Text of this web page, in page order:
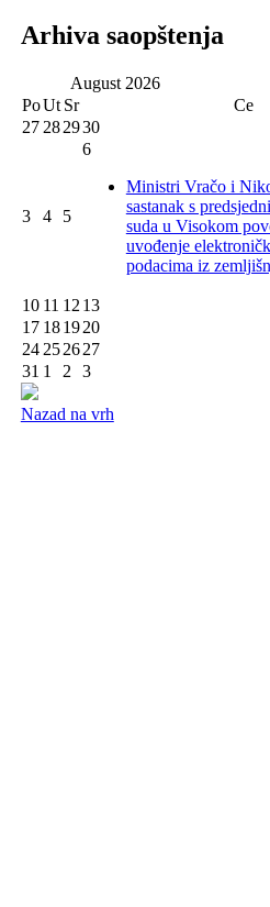
Arhiva saopštenja
August 2026
PoUt Sr Ce
27 282930
3 4 5
6
Ministri Vračo i
sastanak s
suda u Visokom
uvođenje
podacima iz
10 11 12 13
17 181920
24 252627
31 1 2 3
Nazad na vrh